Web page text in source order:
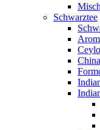
Schwarztee